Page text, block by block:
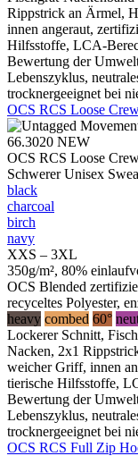
Rippstrick an Ärmel,
innen angeraut,
Hilfsstoffe, LCA-
Bewertung der
Lebenszyklus,
trocknergeeignet bei
OCS RCS Loose
66.3020 NEW
OCS RCS Loose
Schwerer Unisex
black
charcoal
birch
navy
XXS – 3XL
350g/m², 80%
OCS Blended
recyceltes Polyester,
heavy combed 60°
Lockerer Schnitt,
Nacken, 2x1
weicher Griff, innen
tierische Hilfsstoffe,
Bewertung der
Lebenszyklus,
trocknergeeignet bei
OCS RCS Full Zip